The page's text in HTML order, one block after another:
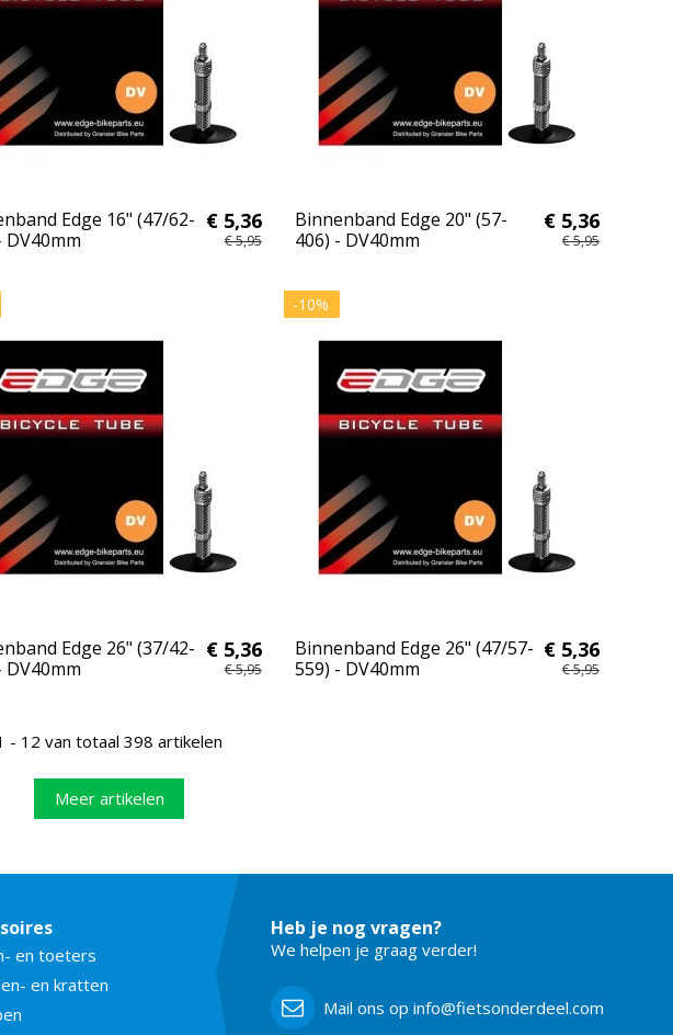
Edge 16" (47/62-
DV40mm
€ 5,36
€ 5,95
Binnenband Edge 20" (57-
406) - DV40mm
€ 5,36
€ 5,95
Edge 26" (37/42-
DV40mm
€ 5,36
€ 5,95
-10%
Binnenband Edge 26" (47/57-
559) - DV40mm
€ 5,36
€ 5,95
- 12 van totaal 398 artikelen
Meer artikelen
en toeters
en kratten
Heb je nog vragen?
We helpen je graag verder!
Mail ons op info@fietsonderdeel.com